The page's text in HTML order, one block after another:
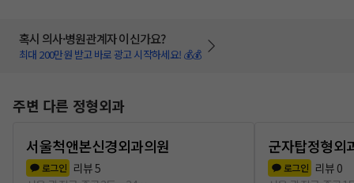
혹시 의사·병원관계자 이신가요?
최대 200만원 받고 바로 광고 시작하세요! 💰💰
주변 다른 정형외과
서울척앤본신경외과의원
로그인 리뷰5
군자탑정형외
로그인 리뷰 0